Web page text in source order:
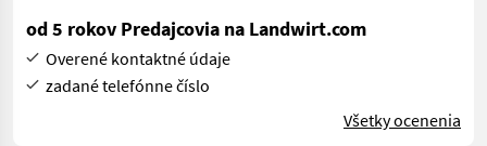
od 5 rokov Predajcovia na Landwirt.com
Overené kontaktné údaje
zadané telefónne číslo
Všetky ocenenia